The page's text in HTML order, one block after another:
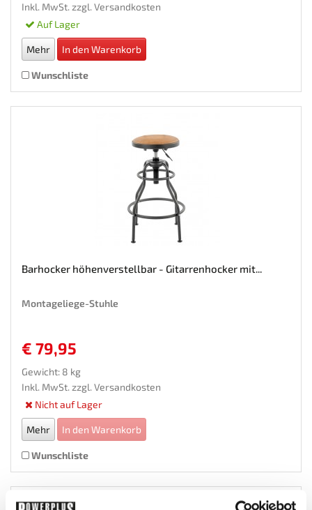
Inkl. MwSt. zzgl. Versandkosten
Auf Lager
Mehr In den Warenkorb
Wunschliste
Barhocker höhenverstellbar - Gitarrenhocker mit...
Montageliege-Stuhle
€ 79,95
Gewicht: 8 kg
Inkl. MwSt. zzgl. Versandkosten
Nicht auf Lager
Mehr In den Warenkorb
Wunschliste